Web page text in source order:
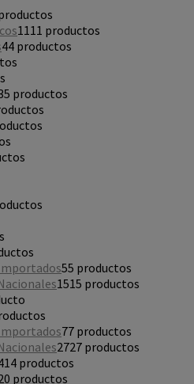
1111 productos
44 productos
productos
55 productos
1515 productos
77 productos
2727 productos
14 productos
productos